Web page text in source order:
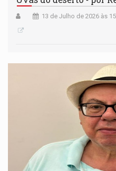
13 de Julho de 2026 às